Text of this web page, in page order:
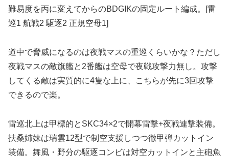
難易度を丙に変えてからのBDGIKの固定ルート編成。[雷
巡1 航戦2 駆逐2 正規空母1]
道中で脅威になるのは夜戦マスの重巡くらいかな？ただし
夜戦マスの敵旗艦と2番艦は空母で夜戦攻撃力無し。攻撃
してくる敵は実質的に4隻な上に、こちらが先に3回攻撃
できるので楽。
雷巡北上は甲標的とSKC34×2で開幕雷撃+夜戦連撃装備。
扶桑姉妹は瑞雲12型で制空支援しつつ徹甲弾カットイン
装備。舞風・野分の駆逐コンビは対空カットインと主砲魚